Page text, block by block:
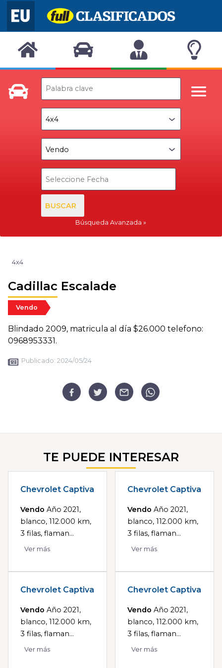
BUSCAR
Búsqueda Avanzada
4x4
Cadillac Escalade
Vendo
Blindado 2009, matricula al día $26.000 telefono:
0968953331.
Publicado: 2024/05/24
TE PUEDE INTERESAR
Chevrolet Captiva
Vendo Año 2021,
blanco, 112.000 km,
3 filas, flaman...
Ver más
Chevrolet Captiva
Vendo Año 2021,
blanco, 112.000 km,
3 filas, flaman...
Ver más
Chevrolet Captiva
Vendo Año 2021,
blanco, 112.000 km,
3 filas, flaman...
Ver más
Chevrolet Captiva
Vendo Año 2021,
blanco, 112.000 km,
3 filas, flaman...
Ver más